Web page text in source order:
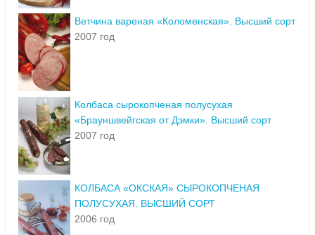
Ветчина вареная «Коломенская». Высший сорт
2007 год
Колбаса сырокопченая полусухая
«Брауншвейгская от Дэмки». Высший сорт
2007 год
КОЛБАСА «ОКСКАЯ» СЫРОКОПЧЕНАЯ
ПОЛУСУХАЯ. ВЫСШИЙ СОРТ
2006 год